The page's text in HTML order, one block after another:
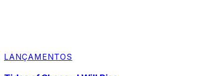
LANÇAMENTOS